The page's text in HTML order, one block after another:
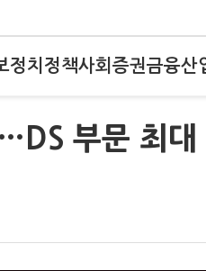
정치 정책사회 증권금융산
부문 최대